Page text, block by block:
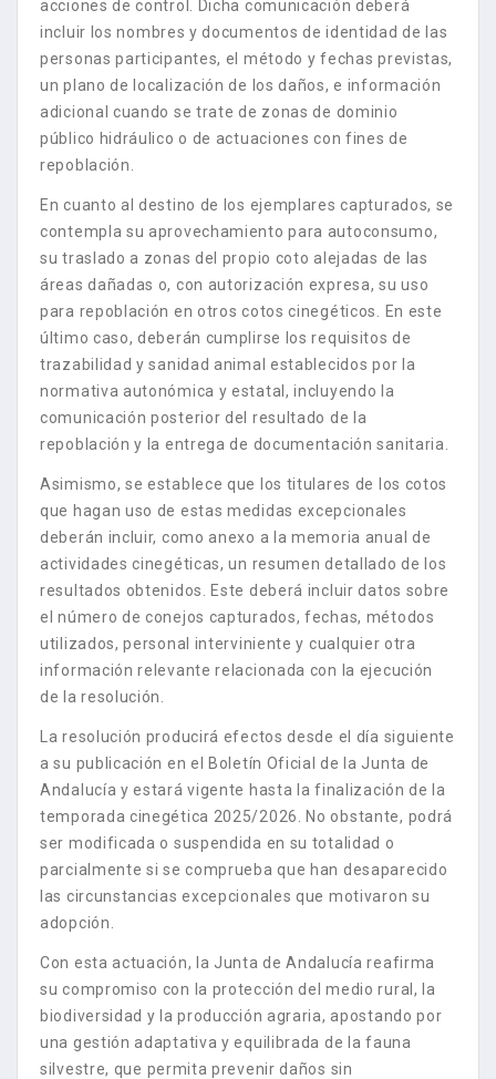
acciones de control. Dicha comunicación deberá
incluir los nombres y documentos de identidad de las
personas participantes, el método y fechas previstas,
un plano de localización de los daños, e información
adicional cuando se trate de zonas de dominio
público hidráulico o de actuaciones con fines de
repoblación.
En cuanto al destino de los ejemplares capturados, se
contempla su aprovechamiento para autoconsumo,
su traslado a zonas del propio coto alejadas de las
áreas dañadas o, con autorización expresa, su uso
para repoblación en otros cotos cinegéticos. En este
último caso, deberán cumplirse los requisitos de
trazabilidad y sanidad animal establecidos por la
normativa autonómica y estatal, incluyendo la
comunicación posterior del resultado de la
repoblación y la entrega de documentación sanitaria.
Asimismo, se establece que los titulares de los cotos
que hagan uso de estas medidas excepcionales
deberán incluir, como anexo a la memoria anual de
actividades cinegéticas, un resumen detallado de los
resultados obtenidos. Este deberá incluir datos sobre
el número de conejos capturados, fechas, métodos
utilizados, personal interviniente y cualquier otra
información relevante relacionada con la ejecución
de la resolución.
La resolución producirá efectos desde el día siguiente
a su publicación en el Boletín Oficial de la Junta de
Andalucía y estará vigente hasta la finalización de la
temporada cinegética 2025/2026. No obstante, podrá
ser modificada o suspendida en su totalidad o
parcialmente si se comprueba que han desaparecido
las circunstancias excepcionales que motivaron su
adopción.
Con esta actuación, la Junta de Andalucía reafirma
su compromiso con la protección del medio rural, la
biodiversidad y la producción agraria, apostando por
una gestión adaptativa y equilibrada de la fauna
silvestre, que permita prevenir daños sin